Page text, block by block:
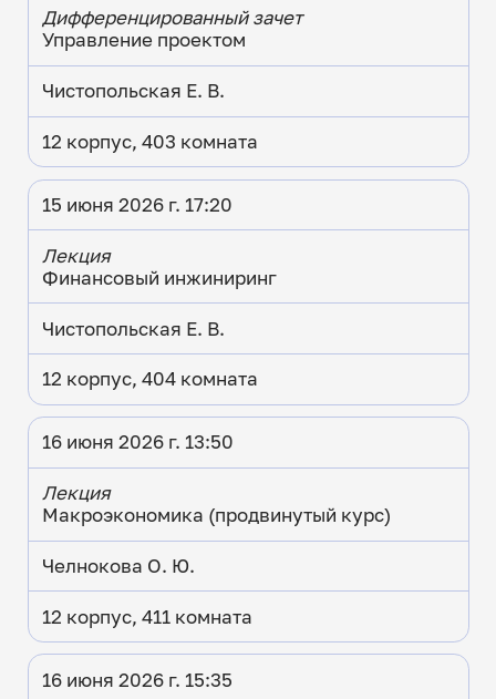
Дифференцированный зачет
Управление проектом
Чистопольская Е. В.
12 корпус, 403 комната
15 июня 2026 г. 17:20
Лекция
Финансовый инжиниринг
Чистопольская Е. В.
12 корпус, 404 комната
16 июня 2026 г. 13:50
Лекция
Макроэкономика (продвинутый курс)
Челнокова О. Ю.
12 корпус, 411 комната
16 июня 2026 г. 15:35